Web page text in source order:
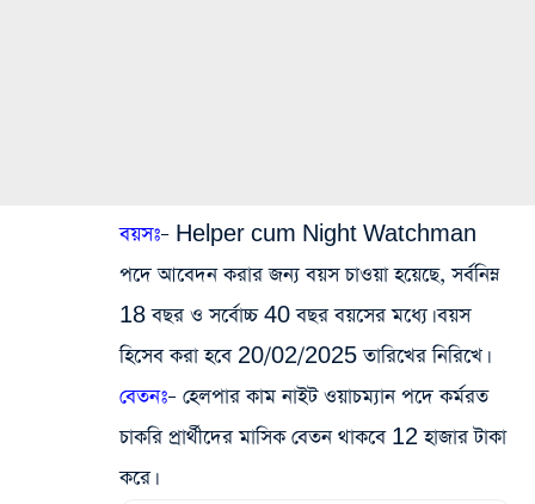
বয়সঃ– Helper cum Night Watchman
পদে আবেদন করার জন্য বয়স চাওয়া হয়েছে, সর্বনিম্ন
18 বছর ও সর্বোচ্চ 40 বছর বয়সের মধ্যে। বয়স
হিসেব করা হবে 20/02/2025 তারিখের নিরিখে।
বেতনঃ– হেলপার কাম নাইট ওয়াচম্যান পদে কর্মরত
চাকরি প্রার্থীদের মাসিক বেতন থাকবে 12 হাজার টাকা
করে।